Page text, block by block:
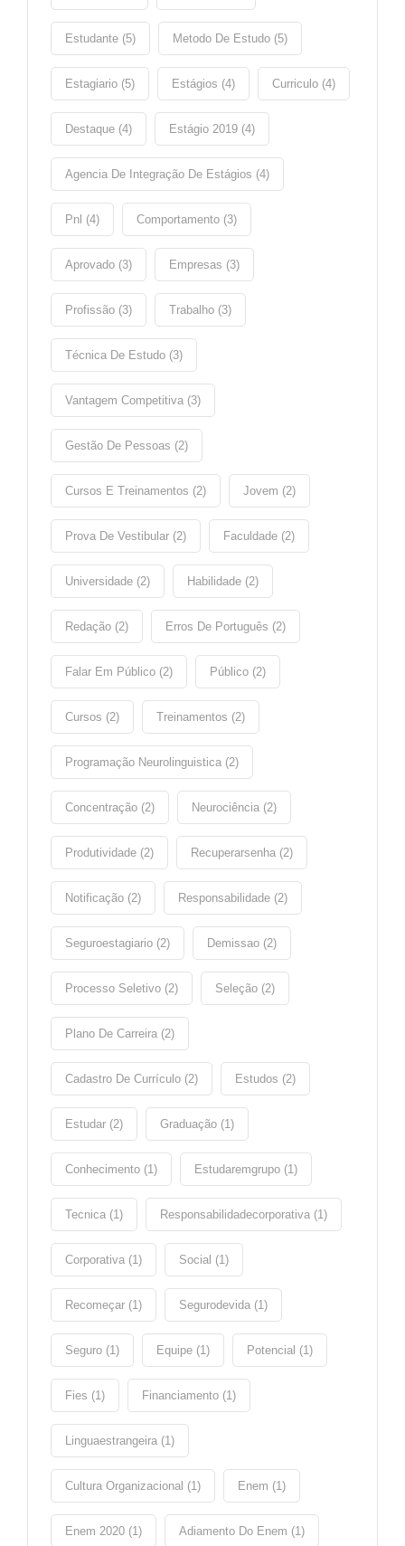
Estudante (5) Metodo De Estudo (5)
Estagiario (5) Estágios (4) Curriculo (4)
Destaque (4) Estágio 2019 (4)
Agencia De Integração De Estágios (4)
Pnl (4) Comportamento (3)
Aprovado (3) Empresas (3)
Profissão (3) Trabalho (3)
Técnica De Estudo (3)
Vantagem Competitiva (3)
Gestão De Pessoas (2)
Cursos E Treinamentos (2) Jovem (2)
Prova De Vestibular (2) Faculdade (2)
Universidade (2) Habilidade (2)
Redação (2) Erros De Português (2)
Falar Em Público (2) Público (2)
Cursos (2) Treinamentos (2)
Programação Neurolinguistica (2)
Concentração (2) Neurociência (2)
Produtividade (2) Recuperarsenha (2)
Notificação (2) Responsabilidade (2)
Seguroestagiario (2) Demissao (2)
Processo Seletivo (2) Seleção (2)
Plano De Carreira (2)
Cadastro De Currículo (2) Estudos (2)
Estudar (2) Graduação (1)
Conhecimento (1) Estudaremgrupo (1)
Tecnica (1) Responsabilidadecorporativa (1)
Corporativa (1) Social (1)
Recomeçar (1) Segurodevida (1)
Seguro (1) Equipe (1) Potencial (1)
Fies (1) Financiamento (1)
Linguaestrangeira (1)
Cultura Organizacional (1) Enem (1)
Enem 2020 (1) Adiamento Do Enem (1)